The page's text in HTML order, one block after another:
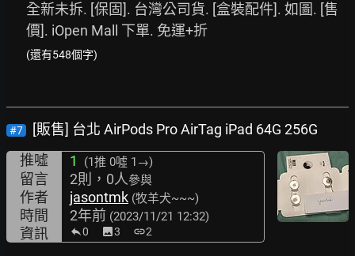
全新未拆. [保固]. 台灣公司貨. [盒裝配件]. 如圖. [售
價]. iOpen Mall 下單. 免運+折
(還有548個字)
#7
[販售] 台北 AirPods Pro AirTag iPad 64G 256G
推噓
1 (1推 0噓 1→)
留言 2則，0人參與
作者 jasontmk (牧羊犬~~~)
時間 2年前 (2023/11/21 12:32)
資訊 0 image3 link2